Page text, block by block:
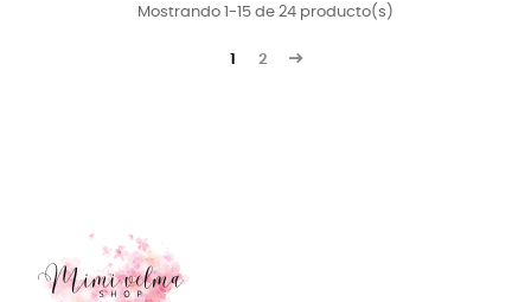
Mostrando 1-15 de 24 producto(s)
1 2